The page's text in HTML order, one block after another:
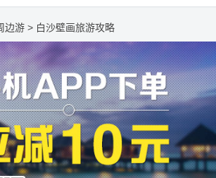
边游 > 白沙壁画旅游攻略